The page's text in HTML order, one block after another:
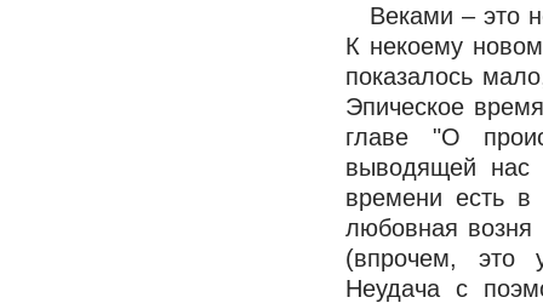
Веками – это
К некоему
показалось
Эпическое
главе "О
выводящей нас
времени есть
любовная
(впрочем, это
Неудача с